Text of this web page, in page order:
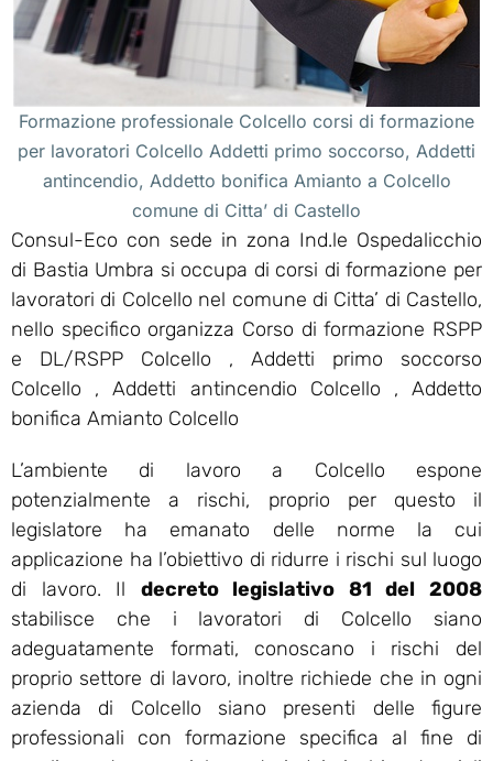
Formazione professionale Colcello corsi di formazione
per lavoratori Colcello Addetti primo soccorso, Addetti
antincendio, Addetto bonifica Amianto a Colcello
comune di Citta’ di Castello
Consul-Eco con sede in zona Ind.le Ospedalicchio
di Bastia Umbra si occupa di corsi di formazione per
lavoratori di Colcello nel comune di Citta’ di Castello,
nello specifico organizza Corso di formazione RSPP
e DL/RSPP Colcello , Addetti primo soccorso
Colcello , Addetti antincendio Colcello , Addetto
bonifica Amianto Colcello
L’ambiente di lavoro a Colcello espone
potenzialmente a rischi, proprio per questo il
legislatore ha emanato delle norme la cui
applicazione ha l’obiettivo di ridurre i rischi sul luogo
di lavoro. Il decreto legislativo 81 del 2008
stabilisce che i lavoratori di Colcello siano
adeguatamente formati, conoscano i rischi del
proprio settore di lavoro, inoltre richiede che in ogni
azienda di Colcello siano presenti delle figure
professionali con formazione specifica al fine di